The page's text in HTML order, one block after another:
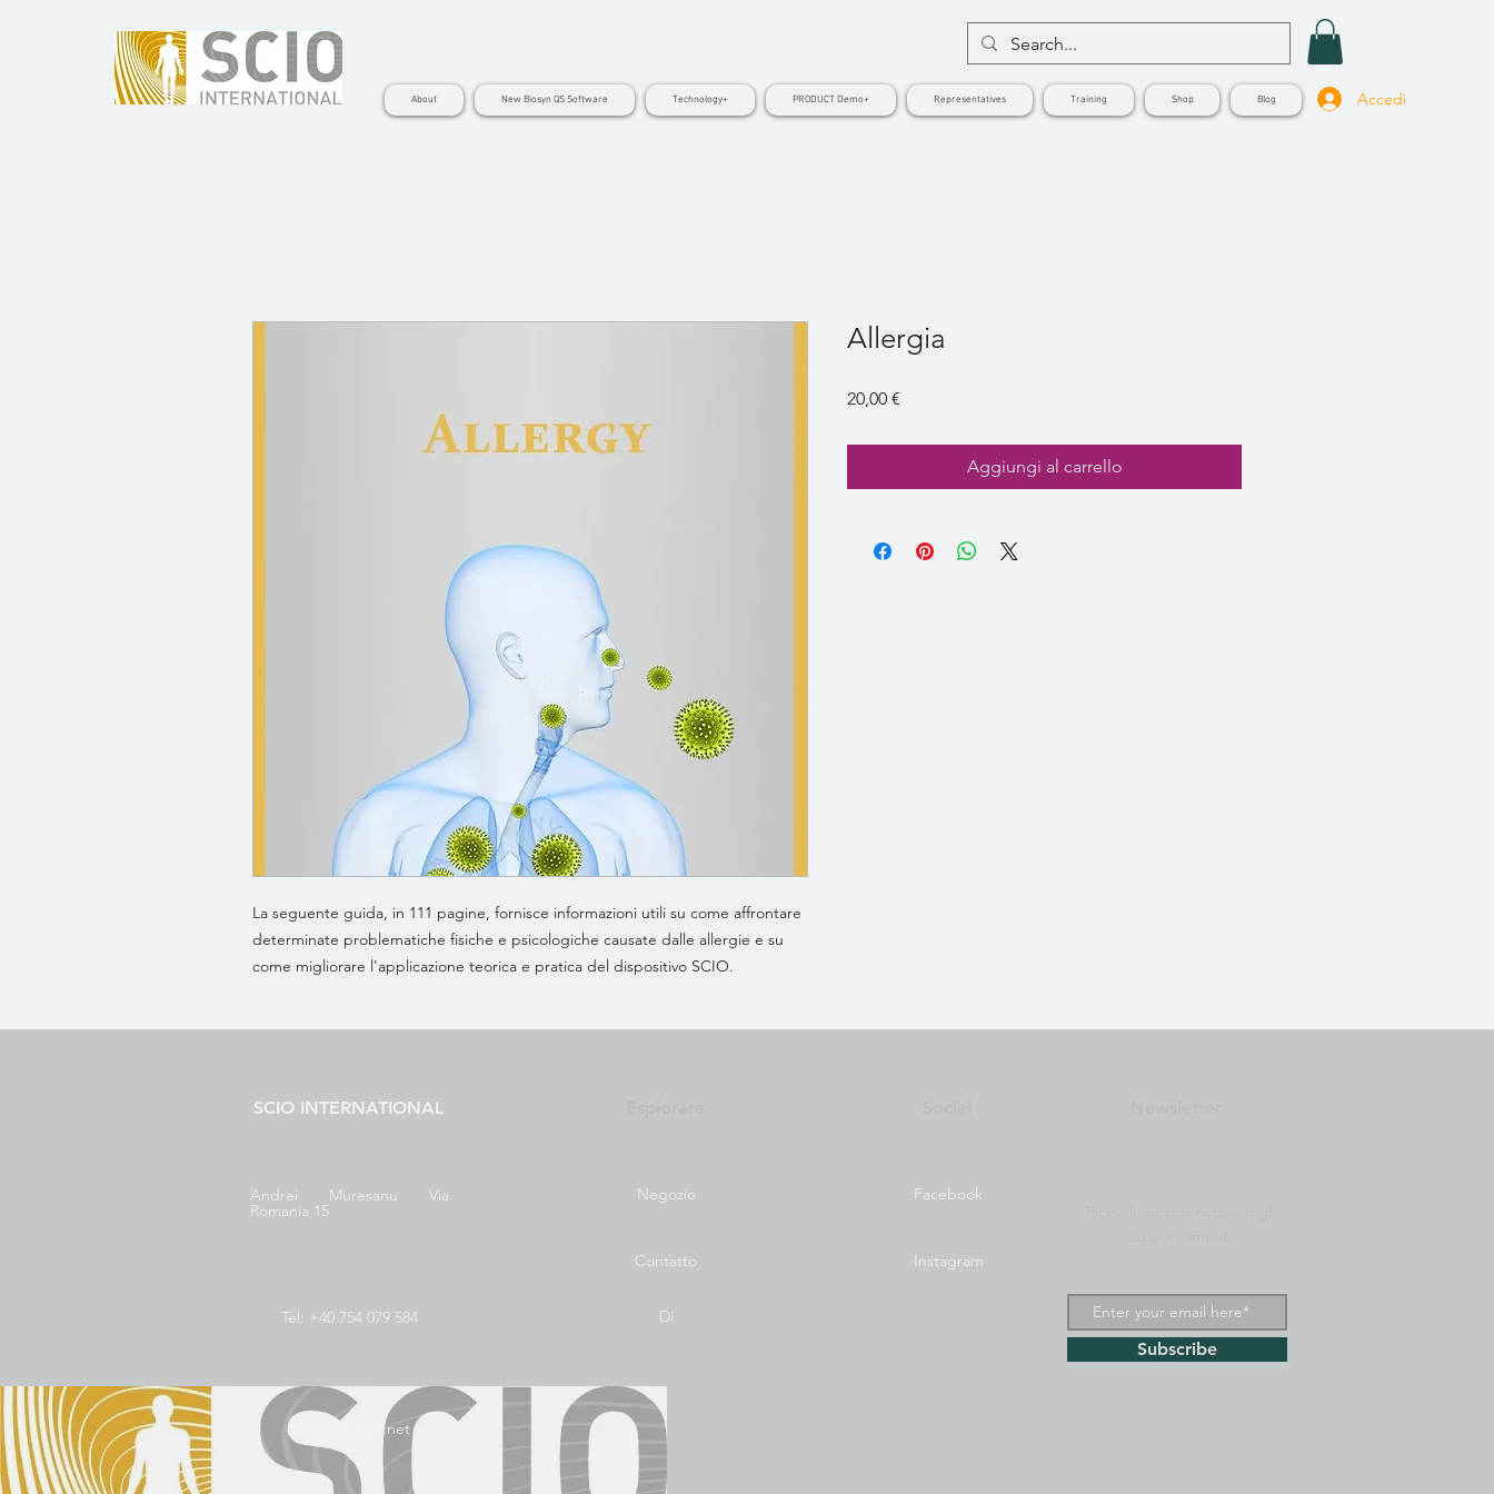
About New Biosyn QS Software Technology+ PRODUCT Demo+ Representatives Training Shop Blog Accedi
La seguente guida, in 111 pagine, fornisce informazioni utili su come affrontare
determinate problematiche fisiche e psicologiche causate dalle allergie e su
come migliorare l'applicazione teorica e pratica del dispositivo SCIO.
Allergia
20,00 €
Aggiungi al carrello
SCIO INTERNATIONAL
Andrei Muresanu Via
Romania 15
Tel: +40 754 079 584
Negozio
Contatto
Di
Facebook
Instagram
Subscribe
info@scioqxci.net